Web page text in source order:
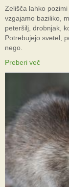
Zelišča lahko
vzgajamo baziliko,
peteršilj, drobnjak,
Potrebujejo svetel,
nego.
Preberi več